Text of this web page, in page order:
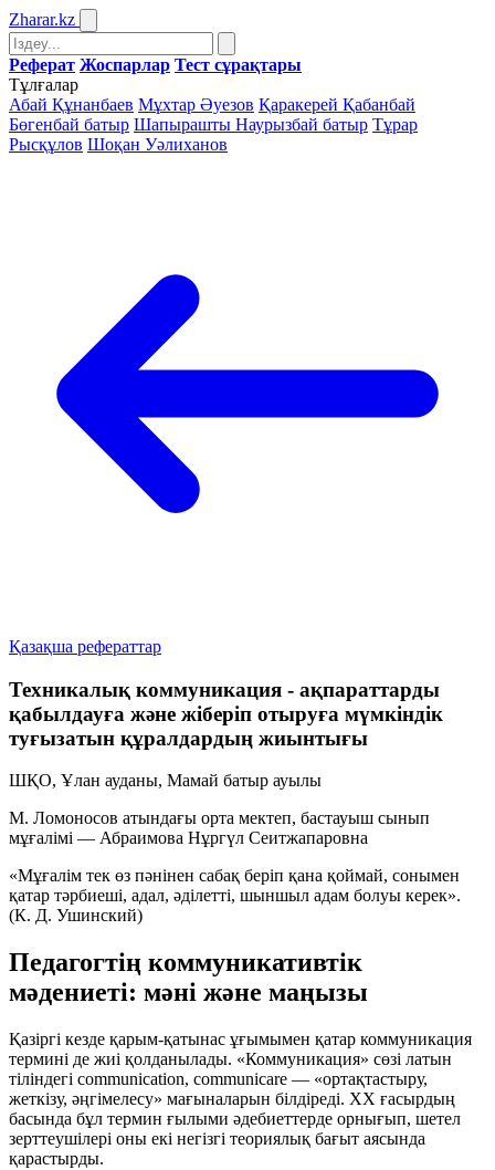
Zharar.kz
Реферат Жоспарлар Тест сұрақтары
Тұлғалар
Абай Құнанбаев Мұхтар Әуезов Қаракерей Қабанбай
Бөгенбай батыр Шапырашты Наурызбай батыр Тұрар
Рысқұлов Шоқан Уәлиханов
Қазақша рефераттар
Техникалық коммуникация - ақпараттарды
қабылдауға және жіберіп отыруға мүмкіндік
туғызатын құралдардың жиынтығы
ШҚО, Ұлан ауданы, Мамай батыр ауылы
М. Ломоносов атындағы орта мектеп, бастауыш сынып
мұғалімі — Абраимова Нұргүл Сеитжапаровна
«Мұғалім тек өз пәнінен сабақ беріп қана қоймай, сонымен
қатар тәрбиеші, адал, әділетті, шыншыл адам болуы керек».
(К. Д. Ушинский)
Педагогтің коммуникативтік
мәдениеті: мәні және маңызы
Қазіргі кезде қарым-қатынас ұғымымен қатар коммуникация
термині де жиі қолданылады. «Коммуникация» сөзі латын
тіліндегі communication, communicare — «ортақтастыру,
жеткізу, әңгімелесу» мағыналарын білдіреді. ХХ ғасырдың
басында бұл термин ғылыми әдебиеттерде орнығып, шетел
зерттеушілері оны екі негізгі теориялық бағыт аясында
қарастырды.